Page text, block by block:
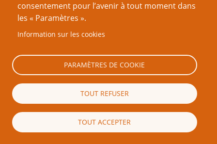
Courriel
consentement pour l’avenir à tout moment dans
les « Paramètres ».
Information sur les cookies
PARAMÈTRES DE COOKIE
TOUT REFUSER
TOUT ACCEPTER